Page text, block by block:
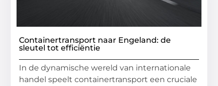
Containertransport naar Engeland: de
sleutel tot efficiëntie
In de dynamische wereld van internationale
handel speelt containertransport een cruciale